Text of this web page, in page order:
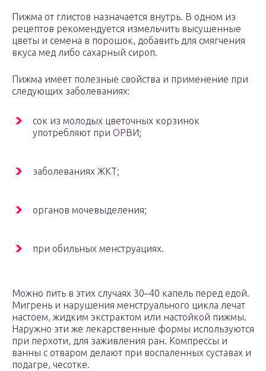
Пижма от глистов назначается внутрь. В одном из
рецептов рекомендуется измельчить высушенные
цветы и семена в порошок, добавить для смягчения
вкуса мед либо сахарный сироп.
Пижма имеет полезные свойства и применение при
следующих заболеваниях:
сок из молодых цветочных корзинок
употребляют при ОРВИ;
заболеваниях ЖКТ;
органов мочевыделения;
при обильных менструациях.
Можно пить в этих случаях 30–40 капель перед едой.
Мигрень и нарушения менструального цикла лечат
настоем, жидким экстрактом или настойкой пижмы.
Наружно эти же лекарственные формы используются
при перхоти, для заживления ран. Компрессы и
ванны с отваром делают при воспаленных суставах и
подагре, чесотке.